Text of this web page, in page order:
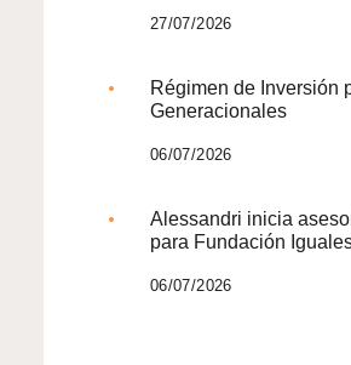
27/07/2026
Régimen de Inversión
Generacionales
06/07/2026
Alessandri inicia
para Fundación
06/07/2026